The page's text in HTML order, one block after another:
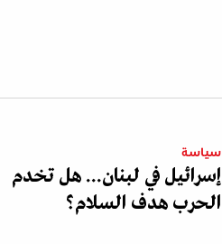
سياسة
إسرائيل في لبنان... هل تخدم
الحرب هدف السلام؟